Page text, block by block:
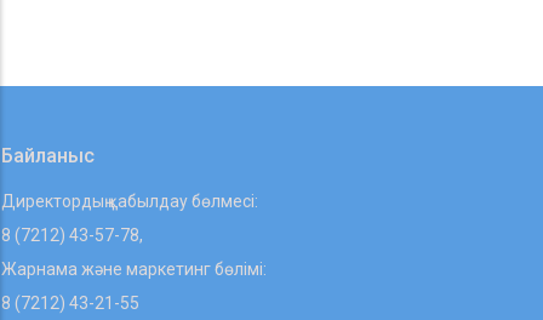
Байланыс
Директордың қабылдау бөлмесі:
8 (7212) 43-57-78,
Жарнама және маркетинг бөлімі:
8 (7212) 43-21-55